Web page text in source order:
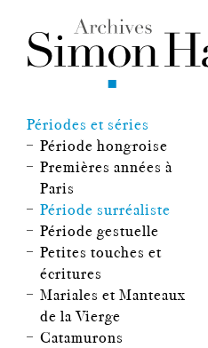
Périodes et séries
Période hongroise
Premières années à
Paris
Période surréaliste
Période gestuelle
Petites touches et
écritures
Mariales et Manteaux
de la Vierge
Catamurons